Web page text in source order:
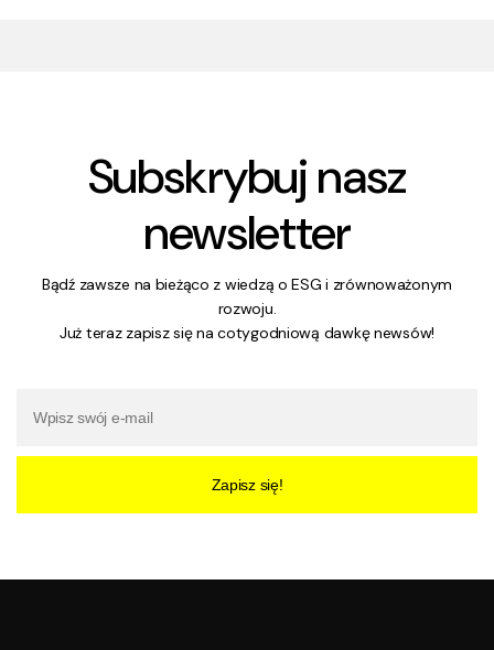
Subskrybuj nasz
newsletter
Bądź zawsze na bieżąco z wiedzą o ESG i zrównoważonym
rozwoju.
Już teraz zapisz się na cotygodniową dawkę newsów!
Zapisz się!